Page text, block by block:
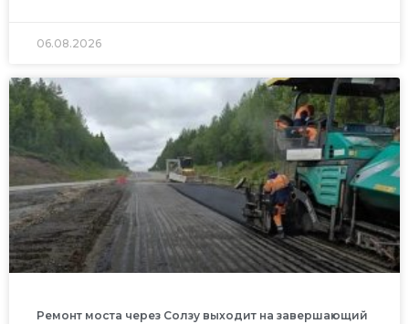
06.08.2026
Ремонт моста через Солзу выходит на завершающий